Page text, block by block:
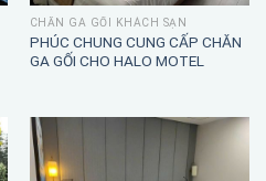
CHĂN GA GỐI KHÁCH SẠN
PHÚC CHUNG CUNG CẤP CHĂN
GA GỐI CHO HALO MOTEL